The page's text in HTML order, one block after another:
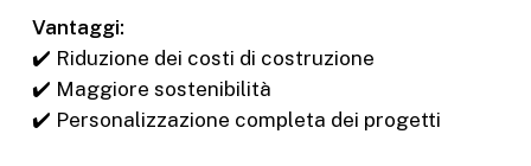
Vantaggi:
✔️ Riduzione dei costi di costruzione
✔️ Maggiore sostenibilità
✔️ Personalizzazione completa dei progetti